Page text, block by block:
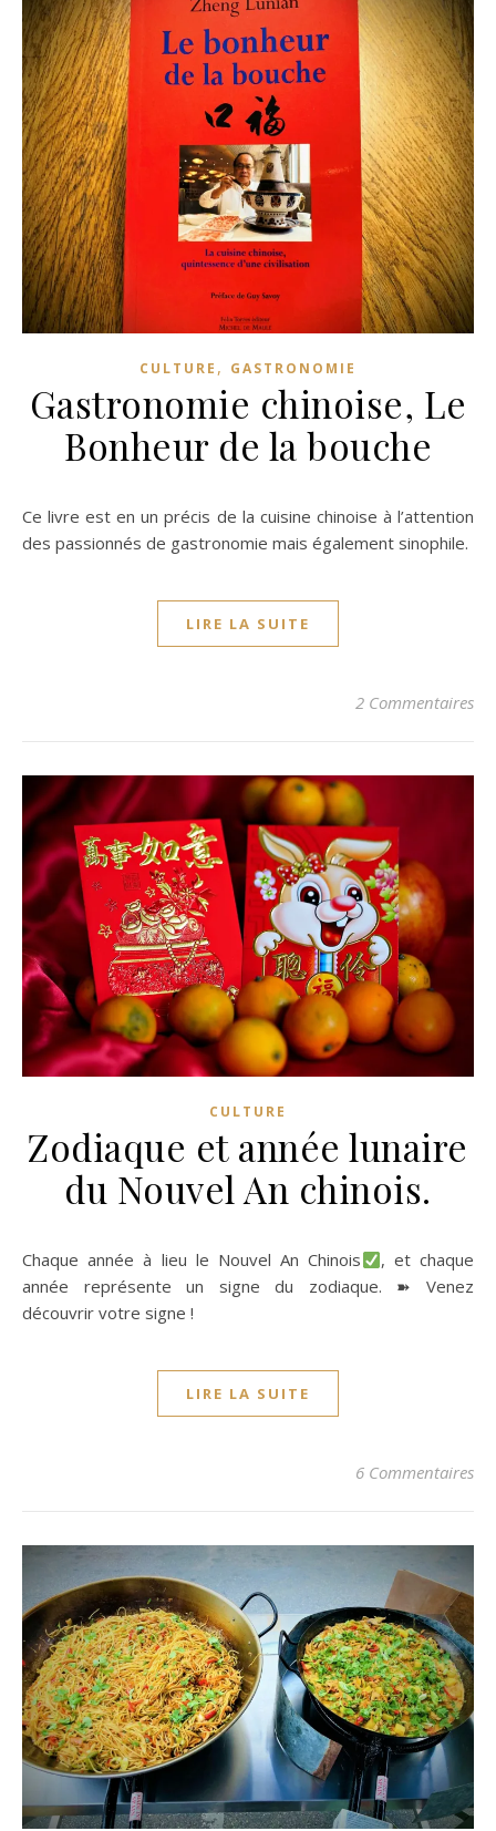
CULTURE , GASTRONOMIE
Gastronomie chinoise, Le
Bonheur de la bouche
Ce livre est en un précis de la cuisine chinoise à l’attention
des passionnés de gastronomie mais également sinophile.
LIRE LA SUITE
2 Commentaires
CULTURE
Zodiaque et année lunaire
du Nouvel An chinois.
Chaque année à lieu le Nouvel An Chinois
, et chaque
année représente un signe du zodiaque. ➽ Venez
découvrir votre signe !
LIRE LA SUITE
6 Commentaires